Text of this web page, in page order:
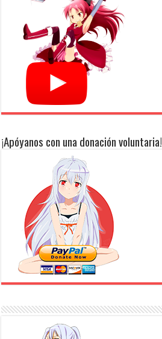
¡Apóyanos con una donación voluntaria!